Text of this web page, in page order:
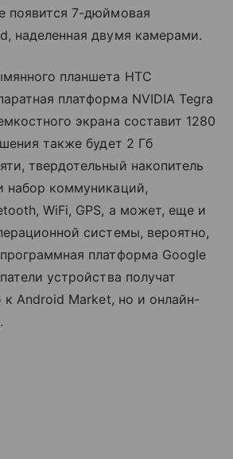
появится 7-дюймовая
наделенная двумя камерами.
планшета HTC
платформа NVIDIA Tegra
экрана составит 1280
также будет 2 Гб
твердотельный накопитель
набор коммуникаций,
WiFi, GPS, а может, еще и
системы, вероятно,
платформа Google
устройства получат
к Android Market, но и онлайн-